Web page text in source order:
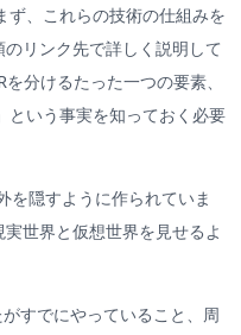
ず、これらの技術の仕組みを
リンク先で詳しく説明して
分けるたった一つの要素、
という事実を知っておく必要
を隠すように作られていま
世界と仮想世界を見せるよ
すでにやっていること、周